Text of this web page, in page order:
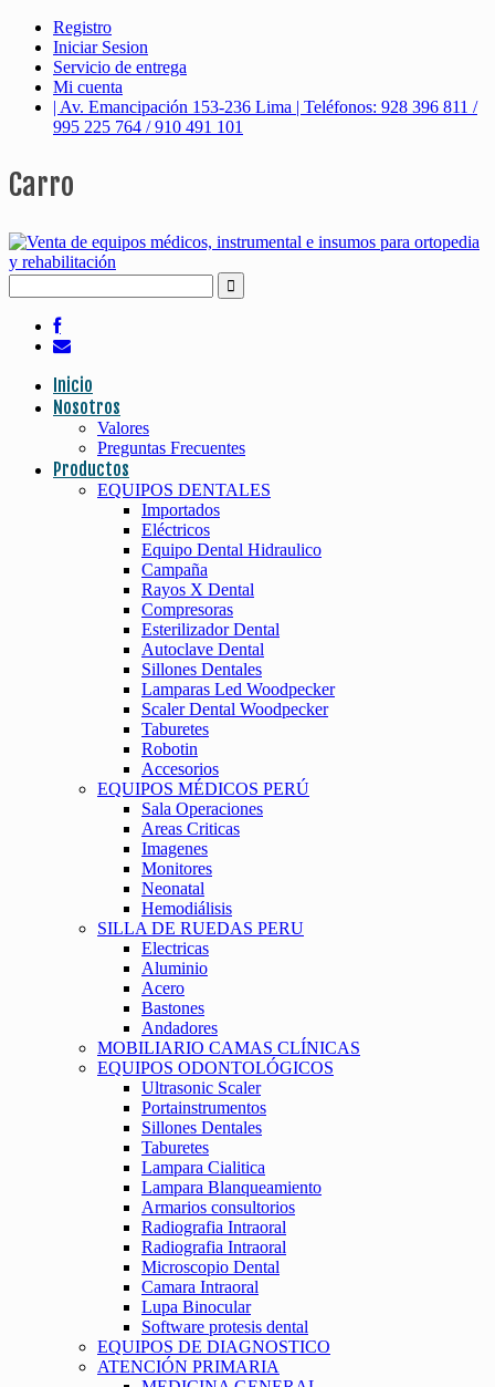
Registro
Iniciar Sesion
Servicio de entrega
Mi cuenta
| Av. Emancipación 153-236 Lima | Teléfonos: 928 396 811 /
995 225 764 / 910 491 101
Carro
Inicio
Nosotros
Valores
Preguntas Frecuentes
Productos
EQUIPOS DENTALES
Importados
Eléctricos
Equipo Dental Hidraulico
Campaña
Rayos X Dental
Compresoras
Esterilizador Dental
Autoclave Dental
Sillones Dentales
Lamparas Led Woodpecker
Scaler Dental Woodpecker
Taburetes
Robotin
Accesorios
EQUIPOS MÉDICOS PERÚ
Sala Operaciones
Areas Criticas
Imagenes
Monitores
Neonatal
Hemodiálisis
SILLA DE RUEDAS PERU
Electricas
Aluminio
Acero
Bastones
Andadores
MOBILIARIO CAMAS CLÍNICAS
EQUIPOS ODONTOLÓGICOS
Ultrasonic Scaler
Portainstrumentos
Sillones Dentales
Taburetes
Lampara Cialitica
Lampara Blanqueamiento
Armarios consultorios
Radiografia Intraoral
Radiografia Intraoral
Microscopio Dental
Camara Intraoral
Lupa Binocular
Software protesis dental
EQUIPOS DE DIAGNOSTICO
ATENCIÓN PRIMARIA